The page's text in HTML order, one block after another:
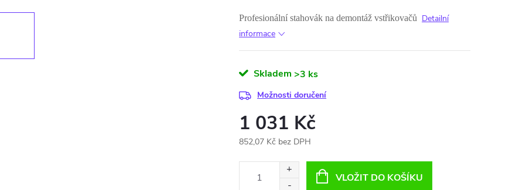
Profesionální stahovák na demontáž vstřikovačů Detailní
informace
Skladem >3 ks
Možnosti doručení
1 031 Kč
852,07 Kč bez DPH
VLOŽIT DO KOŠÍKU